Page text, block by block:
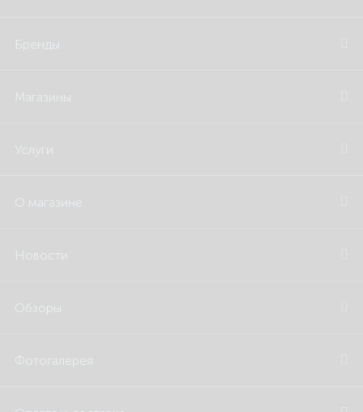
Бренды
Магазины
Услуги
О магазине
Новости
Обзоры
Фотогалерея